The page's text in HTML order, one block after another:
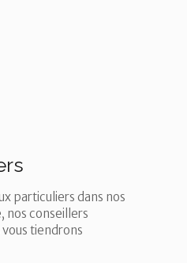
particuliers dans nos
nos conseillers
tiendrons